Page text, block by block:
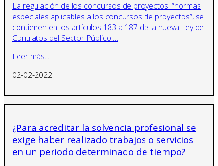
La regulación de los concursos de proyectos: “normas
especiales aplicables a los concursos de proyectos”, se
contienen en los artículos 183 a 187 de la nueva Ley de
Contratos del Sector Público.…
Leer más...
02-02-2022
¿Para acreditar la solvencia profesional se
exige haber realizado trabajos o servicios
en un periodo determinado de tiempo?